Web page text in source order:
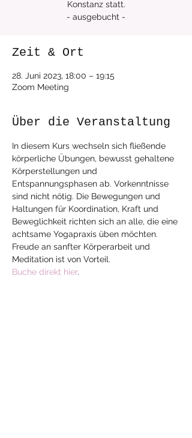
Konstanz statt.
Zeit & Ort
28. Juni 2023, 18:00 – 19:15
Zoom Meeting
Über die Veranstaltung
In diesem Kurs wechseln sich fließende
körperliche Übungen, bewusst gehaltene
Körperstellungen und
Entspannungsphasen ab. Vorkenntnisse
sind nicht nötig. Die Bewegungen und
Haltungen für Koordination, Kraft und
Beweglichkeit richten sich an alle, die eine
achtsame Yogapraxis üben möchten.
Freude an sanfter Körperarbeit und
Meditation ist von Vorteil.
Buche direkt hier.